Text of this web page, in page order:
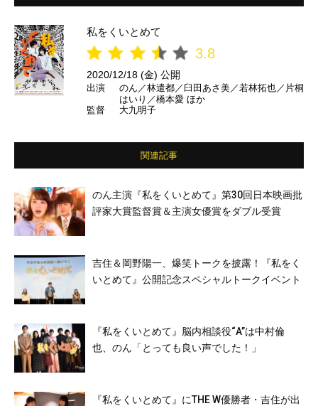
私をくいとめて
3.8
2020/12/18 (金) 公開
出演
のん／林遣都／臼田あさ美／若林拓也／片桐
はいり／橋本愛 ほか
監督
大九明子
関連記事
のん主演『私をくいとめて』第30回日本映画批
評家大賞監督賞＆主演女優賞をダブル受賞
吉住＆岡野陽一、爆笑トークを披露！『私をく
いとめて』公開記念スペシャルトークイベント
『私をくいとめて』脳内相談役“A”は中村倫
也、のん「とっても良い声でした！」
『私をくいとめて』にTHE W優勝者・吉住が出